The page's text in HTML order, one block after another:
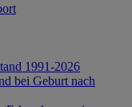
1991-2026
bei Geburt nach